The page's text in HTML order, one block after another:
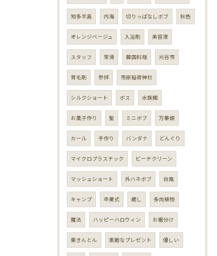
知多半島 内海 切りっぱなしボブ 秋色
オレンジベージュ 入浴剤 美容液
スタッフ 常滑 韓国料理 刈谷市
育毛剤 参拝 市原稲荷神社
シルクショート ボス 水族館
お菓子作り 髪 ミニボブ 万華鏡
カール 手作り バンダナ どんぐり
マイクロプラスチック ビーチクリーン
マッシュショート 外ハネボブ 台風
キャンプ 卒業式 癒し 多肉植物
魔法 ハッピーハロウィン お裾分け
栗きんとん 素敵なプレゼント 優しい